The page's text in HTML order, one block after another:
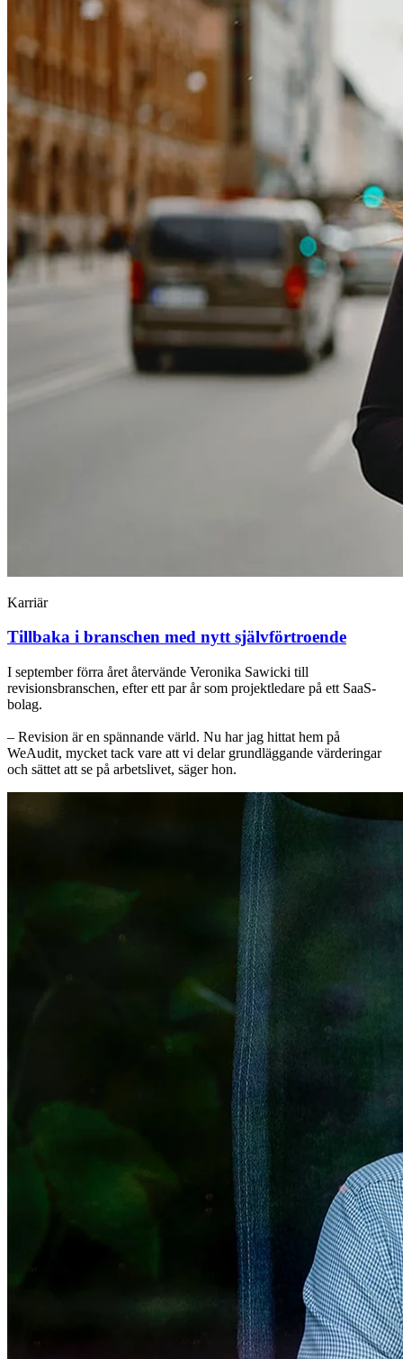
Karriär
Tillbaka i branschen med nytt självförtroende
I september förra året återvände Veronika Sawicki till
revisionsbranschen, efter ett par år som projektledare på ett SaaS-
bolag.
– Revision är en spännande värld. Nu har jag hittat hem på
WeAudit, mycket tack vare att vi delar grundläggande värderingar
och sättet att se på arbetslivet, säger hon.